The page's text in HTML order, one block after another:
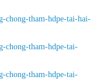
chong-tham-hdpe-tai-hai-
chong-tham-hdpe-tai-
chong-tham-hdpe-tai-